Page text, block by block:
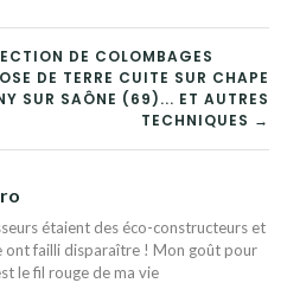
DE COLOMBAGES
DE TERRE CUITE SUR CHAPE
SUR SAÔNE (69)... ET AUTRES
TECHNIQUES →
étaient des éco-constructeurs et
ont failli disparaître ! Mon goût pour
le fil rouge de ma vie